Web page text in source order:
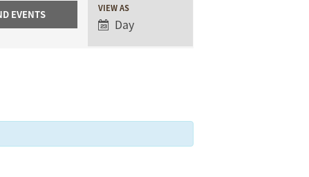
Event
Views
Navigation
VIEW AS
Day